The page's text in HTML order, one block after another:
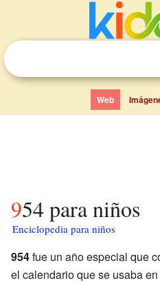
Web
954 para niños
Enciclopedia para niños
954fue un año especial que
el calendario que se usaba